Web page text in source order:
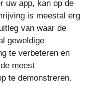
uw app, kan op de
is meestal erg
van waar de
geweldige
te verbeteren en
meest
te demonstreren.